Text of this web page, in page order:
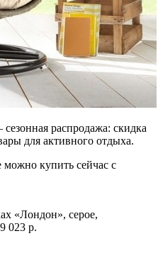
распродажа: скидка
для активного отдыха.
купить сейчас с
«Лондон», серое,
023 р.